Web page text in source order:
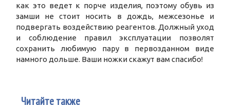
как это ведет к порче изделия, поэтому обувь из
замши не стоит носить в дождь, межсезонье и
подвергать воздействию реагентов. Должный уход
и соблюдение правил эксплуатации позволят
сохранить любимую пару в первозданном виде
намного дольше. Ваши ножки скажут вам спасибо!
Читайте также